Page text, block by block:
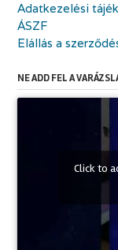
Adatkezelési
ÁSZF
Elállás a
NE ADD FEL A
Click to